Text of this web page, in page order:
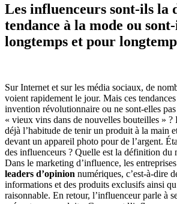
Les influenceurs sont-ils la
tendance à la mode ou
longtemps et pour
Sur Internet et sur les média sociaux, de
voient rapidement le jour. Mais ces
invention révolutionnaire ou ne sont-elles
« vieux vins dans de nouvelles bouteilles » ?
déjà l’habitude de tenir un produit à la main
devant un appareil photo pour de l’argent.
des influenceurs ? Quelle est la définition du
Dans le marketing d’influence, les
leaders d’opinion numériques, c’est-à-dire
informations et des produits exclusifs ainsi
raisonnable. En retour, l’influenceur parle à